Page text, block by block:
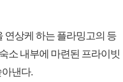
연상케 하는 플라밍고의 등
소 내부에 마련된 프라이빗
낸다.